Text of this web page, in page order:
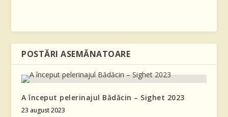
POSTĂRI ASEMĂNATOARE
A început pelerinajul Bădăcin – Sighet 2023
23 august 2023